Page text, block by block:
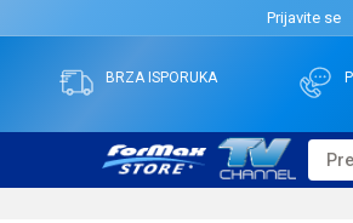
Prijavite se
BRZA ISPORUKA